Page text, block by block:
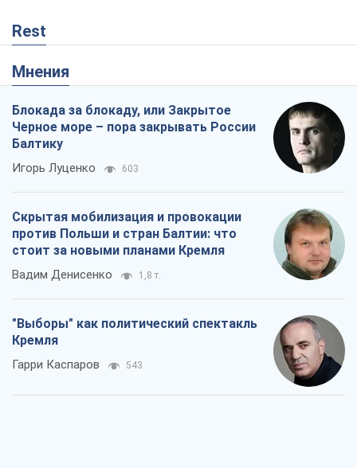
Rest
Мнения
Блокада за блокаду, или Закрытое
Черное море – пора закрывать России
Балтику
Игорь Луценко 603
Скрытая мобилизация и провокации
против Польши и стран Балтии: что
стоит за новыми планами Кремля
Вадим Денисенко 1,8 т.
"Выборы" как политический спектакль
Кремля
Гарри Каспаров 543